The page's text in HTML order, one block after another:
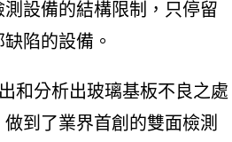
設備的結構限制，只停留
陷的設備。
和分析出玻璃基板不良之處
到了業界首創的雙面檢測